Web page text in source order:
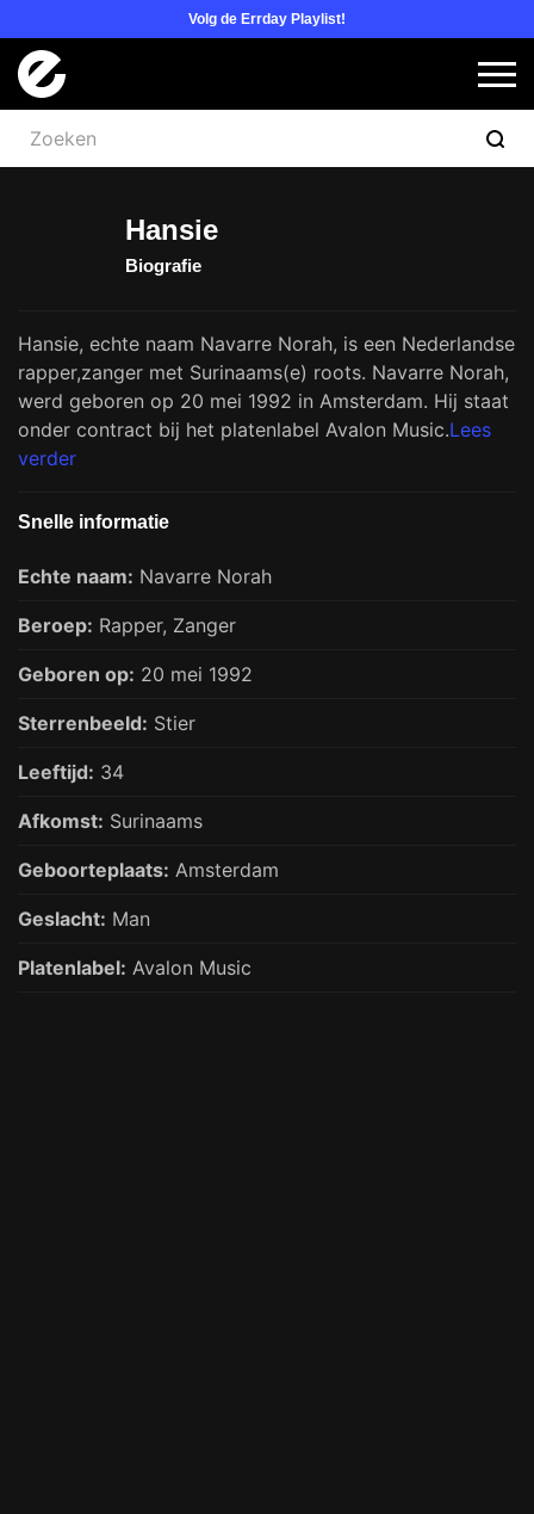
Volg de Errday Playlist!
Hansie
Biografie
Hansie, echte naam Navarre Norah, is een Nederlandse
rapper,zanger met Surinaams(e) roots. Navarre Norah,
werd geboren op 20 mei 1992 in Amsterdam. Hij staat
onder contract bij het platenlabel Avalon Music.Lees
verder
Snelle informatie
Echte naam: Navarre Norah
Beroep: Rapper, Zanger
Geboren op: 20 mei 1992
Sterrenbeeld: Stier
Leeftijd: 34
Afkomst: Surinaams
Geboorteplaats: Amsterdam
Geslacht: Man
Platenlabel: Avalon Music